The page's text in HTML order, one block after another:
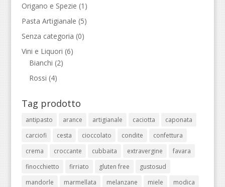
Origano e Spezie (1)
Pasta Artigianale (5)
Senza categoria (0)
Vini e Liquori (6)
Bianchi (2)
Rossi (4)
Tag prodotto
antipasto arance artigianale caciotta
caponata
carciofi
cesta cioccolato condite
confettura
crema
croccante cubbaita extravergine
favara
finocchietto
firriato gluten free
gustosud
mandorle
marmellata melanzane miele
modica